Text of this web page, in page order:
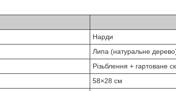
Нарди
Липа (натуральне
Різьблення + гартоване
58×28 см